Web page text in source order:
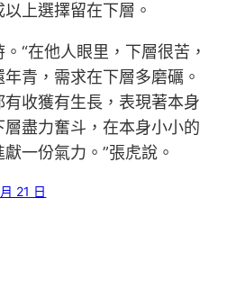
上選擇留在下層。
“在他人眼里，下層很苦，
青，需求在下層多磨礪。
收獲有生長，表現著本身
盡力奮斗，在本身小小的
一份氣力。”張虎說。
21 日